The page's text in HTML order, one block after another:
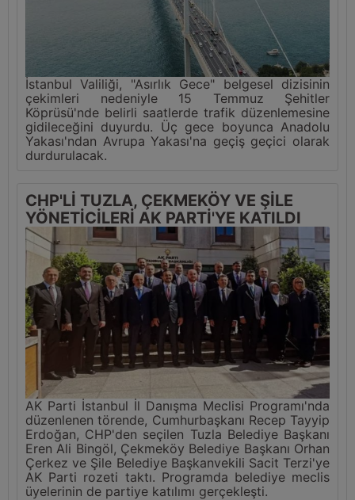
İstanbul Valiliği, "Asırlık Gece" belgesel dizisinin
çekimleri nedeniyle 15 Temmuz Şehitler
Köprüsü'nde belirli saatlerde trafik düzenlemesine
gidileceğini duyurdu. Üç gece boyunca Anadolu
Yakası'ndan Avrupa Yakası'na geçiş geçici olarak
durdurulacak.
CHP'Lİ TUZLA, ÇEKMEKÖY VE ŞİLE
YÖNETİCİLERİ AK PARTİ'YE KATILDI
AK Parti İstanbul İl Danışma Meclisi Programı'nda
düzenlenen törende, Cumhurbaşkanı Recep Tayyip
Erdoğan, CHP'den seçilen Tuzla Belediye Başkanı
Eren Ali Bingöl, Çekmeköy Belediye Başkanı Orhan
Çerkez ve Şile Belediye Başkanvekili Sacit Terzi'ye
AK Parti rozeti taktı. Programda belediye meclis
üyelerinin de partiye katılımı gerçekleşti.